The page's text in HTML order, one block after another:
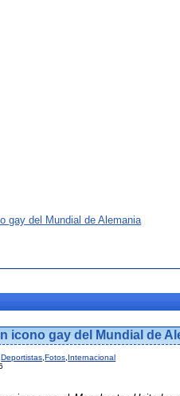
gay del Mundial de Alemania
icono gay del Mundial de
,Deportistas ,Fotos Internacional